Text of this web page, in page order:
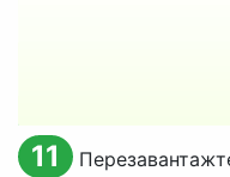
11